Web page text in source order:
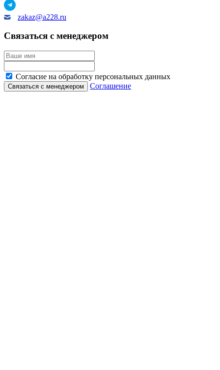
zakaz@a228.ru
Связаться с менеджером
Согласие на обработку персональных данных
Соглашение